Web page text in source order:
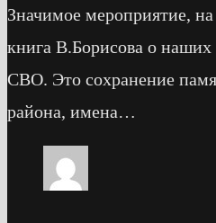
Значимое мероприятие,
книга В.Борисова о наших
СВО. Это сохранение
района, имена…